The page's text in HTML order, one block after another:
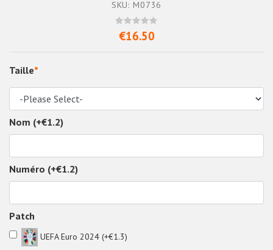
SKU: M0736
€16.50
Taille*
Nom (+€1.2)
Numéro (+€1.2)
Patch
UEFA Euro 2024 (+€1.3)